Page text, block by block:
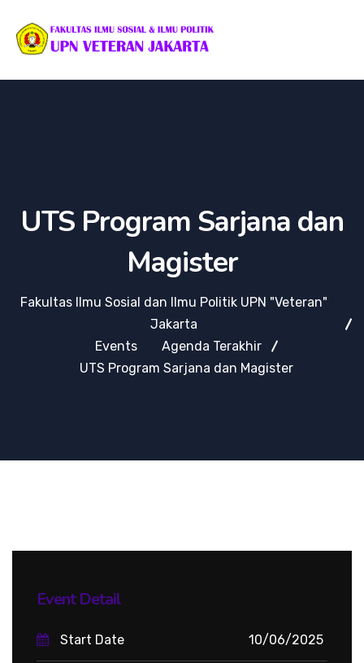
UTS Program Sarjana dan
Magister
Fakultas Ilmu Sosial dan Ilmu Politik UPN "Veteran"
Jakarta
Events
Agenda Terakhir
UTS Program Sarjana dan Magister
Event Detail
Start Date 10/06/2025